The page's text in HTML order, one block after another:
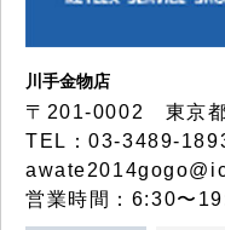
川手金物店
〒201-0002 東京
TEL：03-3489-
営業時間：6:30〜